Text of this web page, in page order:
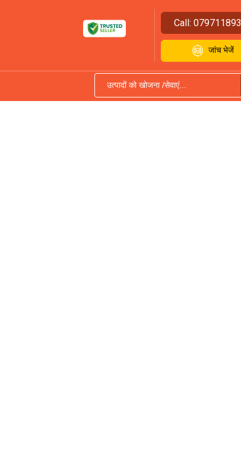
Call:
जांच भेजें